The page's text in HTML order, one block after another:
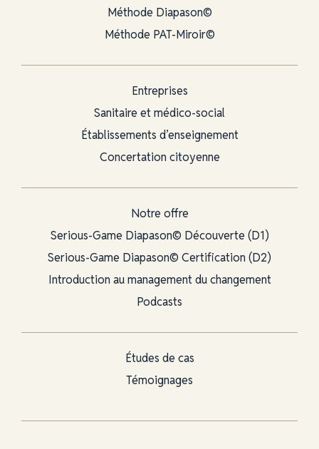
Méthode Diapason©
Méthode PAT-Miroir©
Entreprises
Sanitaire et médico-social
Établissements d’enseignement
Concertation citoyenne
Notre offre
Serious-Game Diapason© Découverte (D1)
Serious-Game Diapason© Certification (D2)
Introduction au management du changement
Podcasts
Études de cas
Témoignages